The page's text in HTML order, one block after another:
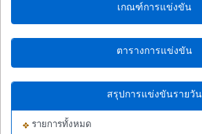
เกณฑ์การแข่งขัน
ตารางการแข่งขัน
สรุปการแข่งขันรายวัน
รายการทั้งหมด